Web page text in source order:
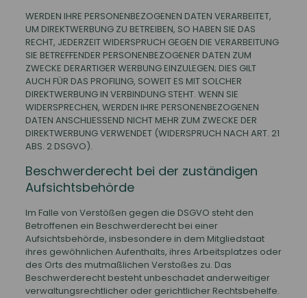
WERDEN IHRE PERSONENBEZOGENEN DATEN VERARBEITET,
UM DIREKTWERBUNG ZU BETREIBEN, SO HABEN SIE DAS
RECHT, JEDERZEIT WIDERSPRUCH GEGEN DIE VERARBEITUNG
SIE BETREFFENDER PERSONENBEZOGENER DATEN ZUM
ZWECKE DERARTIGER WERBUNG EINZULEGEN; DIES GILT
AUCH FÜR DAS PROFILING, SOWEIT ES MIT SOLCHER
DIREKTWERBUNG IN VERBINDUNG STEHT. WENN SIE
WIDERSPRECHEN, WERDEN IHRE PERSONENBEZOGENEN
DATEN ANSCHLIESSEND NICHT MEHR ZUM ZWECKE DER
DIREKTWERBUNG VERWENDET (WIDERSPRUCH NACH ART. 21
ABS. 2 DSGVO).
Beschwerde­recht bei der zuständigen
Aufsichts­behörde
Im Falle von Verstößen gegen die DSGVO steht den
Betroffenen ein Beschwerderecht bei einer
Aufsichtsbehörde, insbesondere in dem Mitgliedstaat
ihres gewöhnlichen Aufenthalts, ihres Arbeitsplatzes oder
des Orts des mutmaßlichen Verstoßes zu. Das
Beschwerderecht besteht unbeschadet anderweitiger
verwaltungsrechtlicher oder gerichtlicher Rechtsbehelfe.